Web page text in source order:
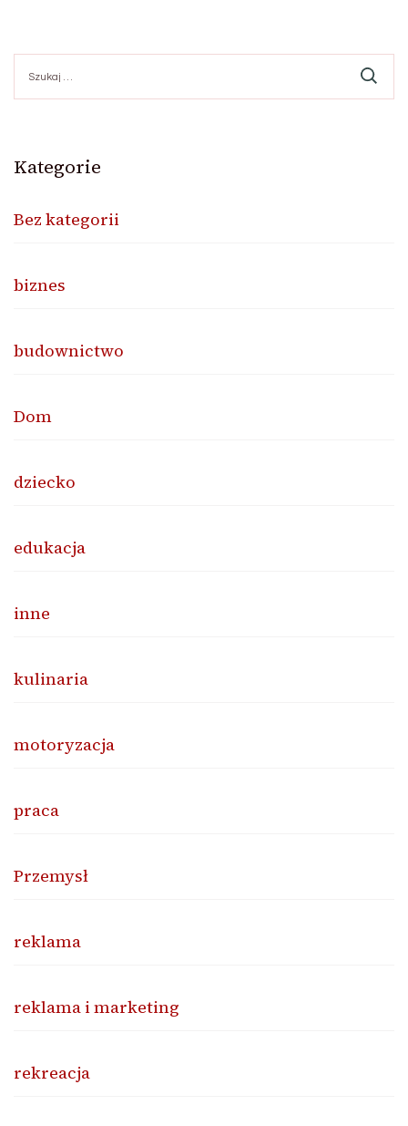
Kategorie
Bez kategorii
biznes
budownictwo
Dom
dziecko
edukacja
inne
kulinaria
motoryzacja
praca
Przemysł
reklama
reklama i marketing
rekreacja